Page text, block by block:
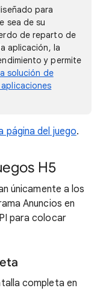
para
sea de su
de reparto de
aplicación, la
y permite
solución de
página del juego.
H5
únicamente a los
Anuncios en
para colocar
completa en